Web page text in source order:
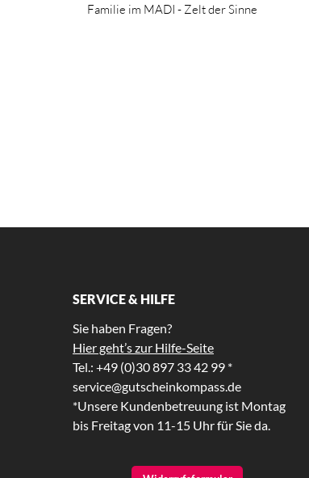
Familie im MADI - Zelt der Sinne
SERVICE & HILFE
Sie haben Fragen?
Hier geht’s zur Hilfe-Seite
Tel.: +49 (0)30 897 33 42 99 *
service@gutscheinkompass.de
*Unsere Kundenbetreuung ist Montag
bis Freitag von 11-15 Uhr für Sie da.